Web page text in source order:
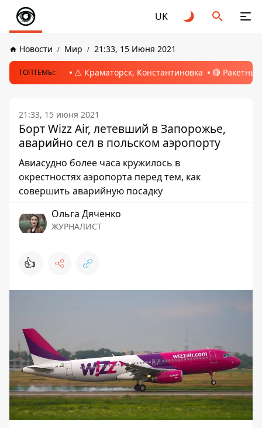
UK
Новости Мир 21:33, 15 Июня 2021
ТОПТЕМЫ: ⚠️ Краматорск, Константиновка 🔴
21:33, 15 июня 2021
Борт Wizz Air, летевший в Запорожье,
аварийно сел в польском аэропорту
Авиасудно более часа кружилось в
окрестностях аэропорта перед тем, как
совершить аварийную посадку
Ольга Дяченко
ЖУРНАЛИСТ
👍